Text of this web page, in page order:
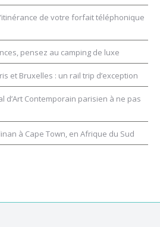
de votre forfait téléphonique
pensez au camping de luxe
et Bruxelles : un rail trip d’exception
d’Art Contemporain parisien à ne pas
à Cape Town, en Afrique du Sud